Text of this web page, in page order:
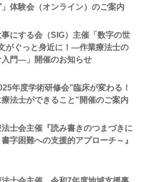
」体験会（オンライン）のご案内
にする会（SIG）主催「数字の世
がぐっと身近に！―作業療法士の
入門―」開催のお知らせ
年度学術研修会”臨床が変わる！
法士ができること”開催のご案内
士会主催『読み書きのつまづきに
字困難への支援的アプローチ～』